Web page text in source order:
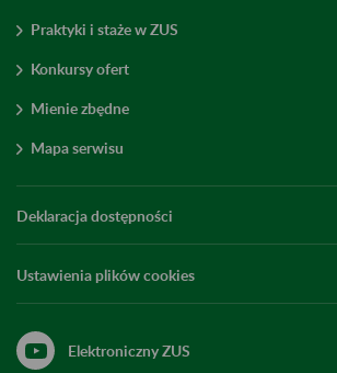
Praktyki i staże w ZUS
Konkursy ofert
Mienie zbędne
Mapa serwisu
Deklaracja dostępności
Ustawienia plików cookies
Elektroniczny ZUS